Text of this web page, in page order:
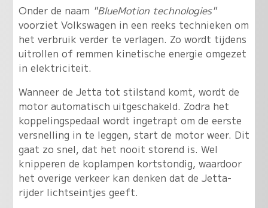
Onder de naam "BlueMotion technologies"
voorziet Volkswagen in een reeks technieken om
het verbruik verder te verlagen. Zo wordt tijdens
uitrollen of remmen kinetische energie omgezet
in elektriciteit.
Wanneer de Jetta tot stilstand komt, wordt de
motor automatisch uitgeschakeld. Zodra het
koppelingspedaal wordt ingetrapt om de eerste
versnelling in te leggen, start de motor weer. Dit
gaat zo snel, dat het nooit storend is. Wel
knipperen de koplampen kortstondig, waardoor
het overige verkeer kan denken dat de Jetta-
rijder lichtseintjes geeft.